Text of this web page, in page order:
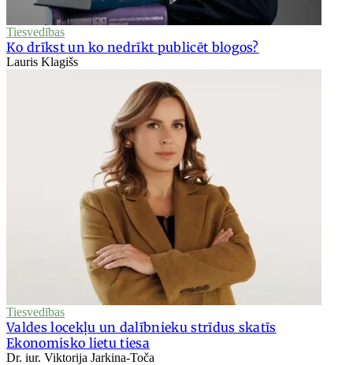
Tiesvedības
Ko drīkst un ko nedrīkt publicēt blogos?
Lauris Klagišs
Tiesvedības
Valdes locekļu un dalībnieku strīdus skatīs
Ekonomisko lietu tiesa
Dr. iur. Viktorija Jarkina-Toča